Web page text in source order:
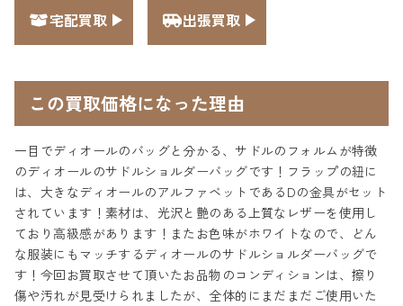
宅配買取 出張買取
この買取価格になった理由
一目でディオールのバッグと分かる、サドルのフォルムが特徴
のディオールのサドルショルダーバッグです！フラップの紐に
は、大きなディオールのアルファベットであるDの金具がセット
されています！素材は、光沢と艶のある上質なレザーを使用し
ており高級感があります！またお色味がホワイトなので、どん
な服装にもマッチするディオールのサドルショルダーバッグで
す！今回お買取させて頂いたお品物のコンディションは、擦り
傷や汚れが見受けられましたが、全体的にまだまだご使用いた